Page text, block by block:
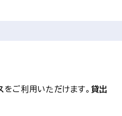
をご利用いただけます。 貸出